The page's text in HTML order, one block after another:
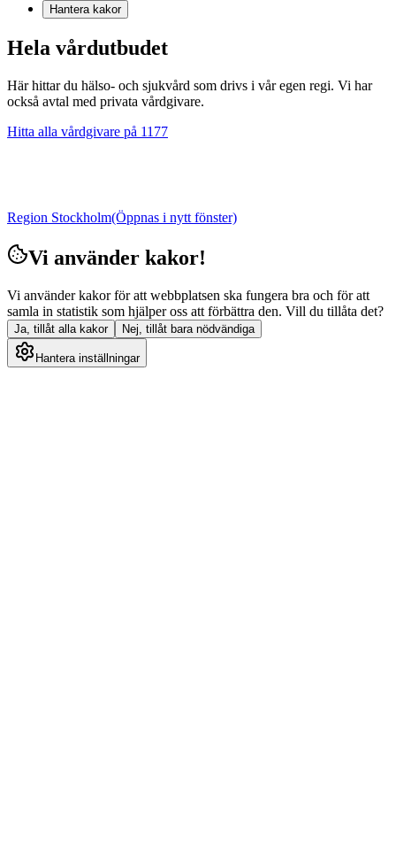
Hantera kakor
Hela vårdutbudet
Här hittar du hälso- och sjukvård som drivs i vår egen regi. Vi har
också avtal med privata vårdgivare.
Hitta alla vårdgivare på 1177
Region Stockholm(Öppnas i nytt fönster)
Vi använder kakor!
Vi använder kakor för att webbplatsen ska fungera bra och för att
samla in statistik som hjälper oss att förbättra den. Vill du tillåta det?
Ja, tillåt alla kakor Nej, tillåt bara nödvändiga
Hantera inställningar